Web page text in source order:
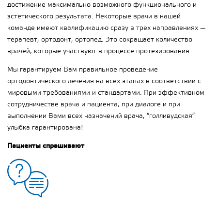
достижение максимально возможного функционального и
эстетического результата. Некоторые врачи в нашей
команде имеют квалификацию сразу в трех направлениях —
терапевт, ортодонт, ортопед. Это сокращает количество
врачей, которые участвуют в процессе протезирования.
Мы гарантируем Вам правильное проведение
ортодонтического лечения на всех этапах в соответствии с
мировыми требованиями и стандартами. При эффективном
сотрудничестве врача и пациента, при диалоге и при
выполнении Вами всех назначений врача, “голливудская”
улыбка гарантирована!
Пациенты спрашивают